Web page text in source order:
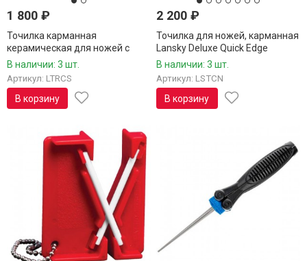
1 800 ₽
Точилка карманная
керамическая для ножей с
серрейторной заточкой Lansky
В наличии: 3 шт.
Артикул: LTRCS
В корзину
2 200₽
Точилка для ножей, карманная
Lansky Deluxe Quick Edge
В наличии: 3 шт.
Артикул: LSTCN
В корзину